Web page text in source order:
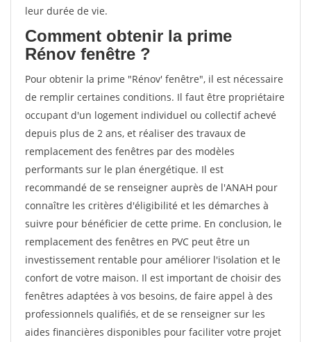
leur durée de vie.
Comment obtenir la prime
Rénov fenêtre ?
Pour obtenir la prime "Rénov' fenêtre", il est nécessaire
de remplir certaines conditions. Il faut être propriétaire
occupant d'un logement individuel ou collectif achevé
depuis plus de 2 ans, et réaliser des travaux de
remplacement des fenêtres par des modèles
performants sur le plan énergétique. Il est
recommandé de se renseigner auprès de l'ANAH pour
connaître les critères d'éligibilité et les démarches à
suivre pour bénéficier de cette prime. En conclusion, le
remplacement des fenêtres en PVC peut être un
investissement rentable pour améliorer l'isolation et le
confort de votre maison. Il est important de choisir des
fenêtres adaptées à vos besoins, de faire appel à des
professionnels qualifiés, et de se renseigner sur les
aides financières disponibles pour faciliter votre projet